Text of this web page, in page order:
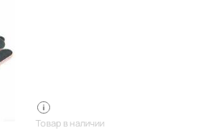
Товар в наличии